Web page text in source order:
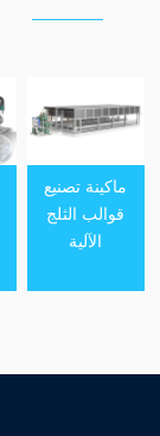
ماكينة تصنيع
قوالب الثلج
الآلية